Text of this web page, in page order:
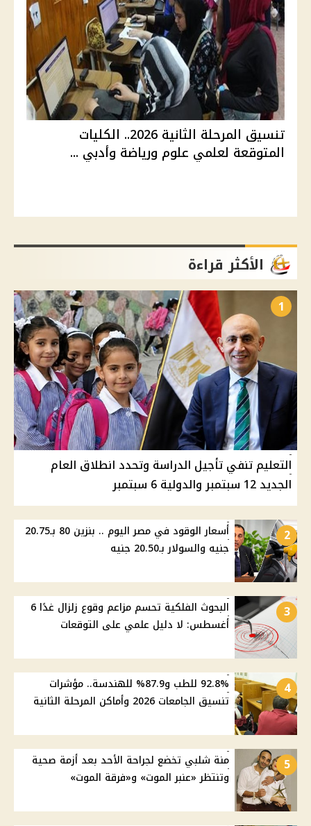
تنسيق المرحلة الثانية 2026.. الكليات
المتوقعة لعلمي علوم ورياضة وأدبي ...
الأكثر قراءة
1
التعليم تنفي تأجيل الدراسة وتحدد انطلاق العام
الجديد 12 سبتمبر والدولية 6 سبتمبر
2
أسعار الوقود في مصر اليوم .. بنزين 80 بـ20.75
جنيه والسولار بـ20.50 جنيه
3
البحوث الفلكية تحسم مزاعم وقوع زلزال غدًا 6
أغسطس: لا دليل علمي على التوقعات
4
92.8% للطب و87.9% للهندسة.. مؤشرات
تنسيق الجامعات 2026 وأماكن المرحلة الثانية
5
منة شلبي تخضع لجراحة الأحد بعد أزمة صحية
وتنتظر «عنبر الموت» و«فرقة الموت»